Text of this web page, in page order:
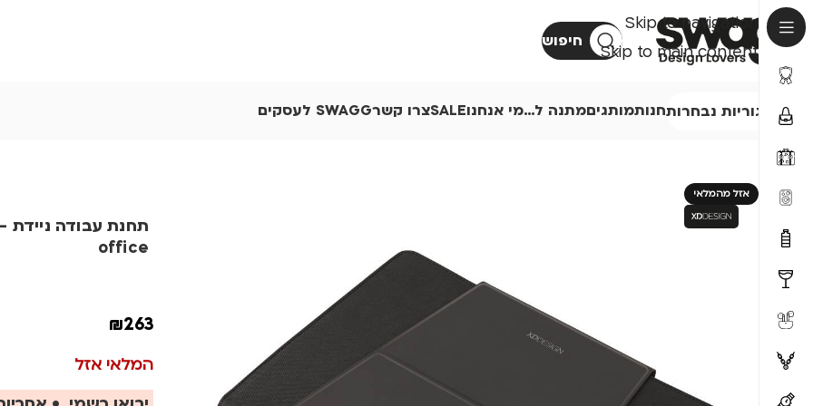
Skip to navigation
Skip to main content
חיפוש
קטגוריות נבחרותחנותמותגיםמתנה ל…מי אנחנוSALEצרו קשרSWAGG לעסקים
אזל מהמלאי
office
₪263
המלאי אזל